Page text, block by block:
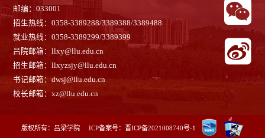
邮编：033001
招生热线：0358-3389288/3389388/3389488
就业热线：0358-3389299/3389399
吕院邮箱：llxy@llu.edu.cn
招生邮箱：llxyzsjy@llu.edu.cn
书记邮箱：dwsj@llu.edu.cn
校长邮箱：xz@llu.edu.cn
版权所有：吕梁学院 ICP备案号： 晋ICP备2021008740号-1